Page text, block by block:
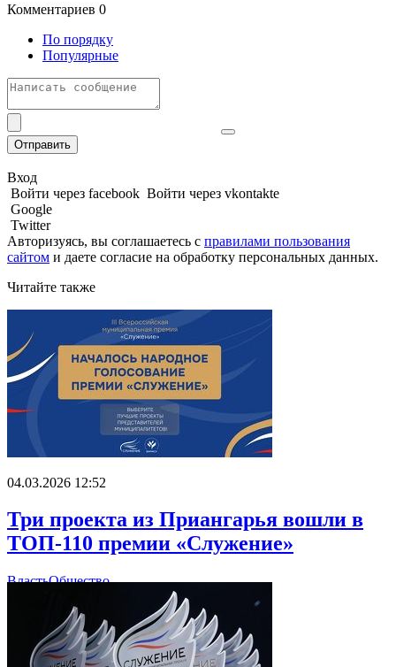
Комментариев 0
По порядку
Популярные
Отправить
Вход
Войти через facebook Войти через vkontakte
Google
Twitter
Авторизуясь, вы соглашаетесь с правилами пользования
сайтом и даете согласие на обработку персональных данных.
Читайте также
04.03.2026 12:52
Три проекта из Приангарья вошли в
ТОП-110 премии «Служение»
ВластьОбщество